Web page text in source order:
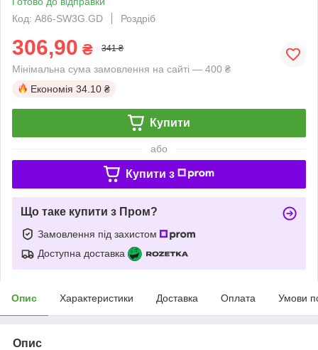
Код: A86-SW3G.GD
Роздріб
306,90 ₴ 341 ₴
Мінімальна сума замовлення на сайті — 400 ₴
Економія 34.10 ₴
Купити
або
Купити з
Що таке купити з Пром?
Замовлення під захистом
Доступна доставка
Опис Характеристики Доставка Оплата Умови
Опис